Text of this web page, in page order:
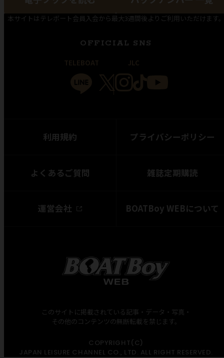
本サイトはテレボート会員入会から最大3週間後よりご利用いただけます
OFFICIAL SNS
利用規約 プライバシーポリシー
よくあるご質問 雑誌定期購読
運営会社 BOATBoy WEBについて
このサイトに掲載されている記事・データ・写真・
その他のコンテンツの無断転載を禁じます。
COPYRIGHT(C)
JAPAN LEISURE CHANNEL CO., LTD. ALL RIGHT RESERVED.